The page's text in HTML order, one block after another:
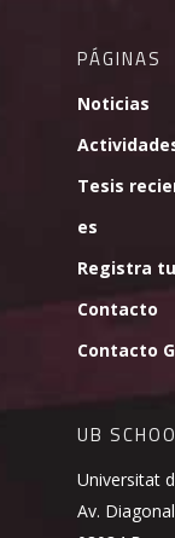
PÁGINAS
Noticias
Tesis
es
Registra
Contacto
Contacto
UB
Universitat
Av.